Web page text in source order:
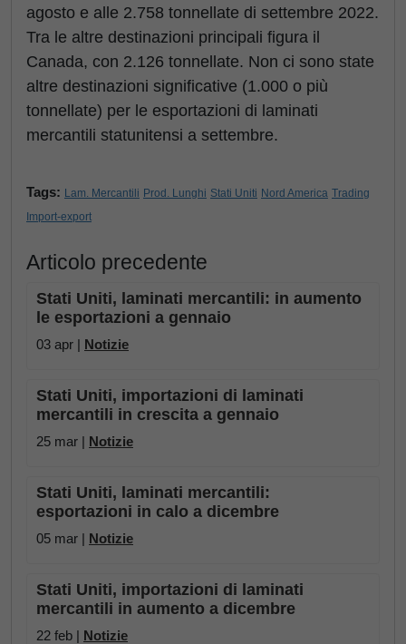
agosto e alle 2.758 tonnellate di settembre 2022.
Tra le altre destinazioni principali figura il
Canada, con 2.126 tonnellate. Non ci sono state
altre destinazioni significative (1.000 o più
tonnellate) per le esportazioni di laminati
mercantili statunitensi a settembre.
Tags: Lam. Mercantili Prod. Lunghi Stati Uniti Nord America Trading
Import-export
Articolo precedente
Stati Uniti, laminati mercantili: in aumento
le esportazioni a gennaio
03 apr | Notizie
Stati Uniti, importazioni di laminati
mercantili in crescita a gennaio
25 mar | Notizie
Stati Uniti, laminati mercantili:
esportazioni in calo a dicembre
05 mar | Notizie
Stati Uniti, importazioni di laminati
mercantili in aumento a dicembre
22 feb | Notizie